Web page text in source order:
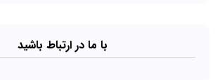
با ما در ارتباط باشید